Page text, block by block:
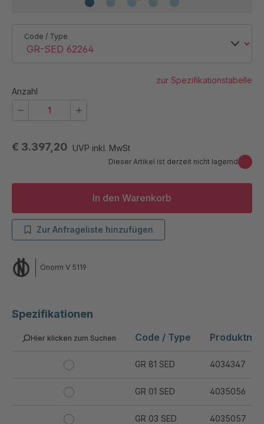
Spezifikationen
Hier klicken zum Suchen Code / Type
GR 81 SED 4034347
GR 01 SED 4035056
GR 03 SED 4035057
€ 3.397,20 UVP inkl. MwSt
Dieser Artikel ist derzeit nicht lagernd
Code / Type
zur Spezifikationstabelle
Anzahl
In den Warenkorb
Zur Anfrageliste hinzufügen
Önorm V 5119